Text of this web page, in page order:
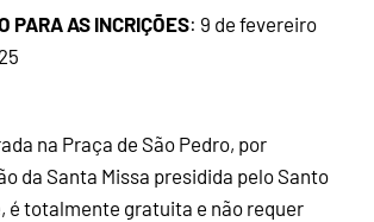
PARA AS INCRIÇÕES: 9 de fevereiro
na Praça de São Pedro, por
da Santa Missa presidida pelo Santo
é totalmente gratuita e não requer